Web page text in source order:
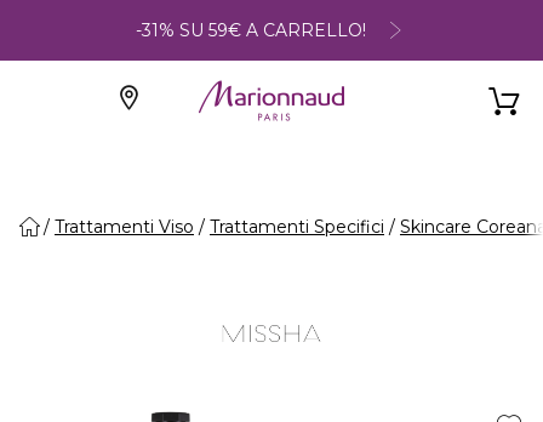
-31% SU 59€ A CARRELLO!
Trattamenti Viso Trattamenti Specifici Skincare